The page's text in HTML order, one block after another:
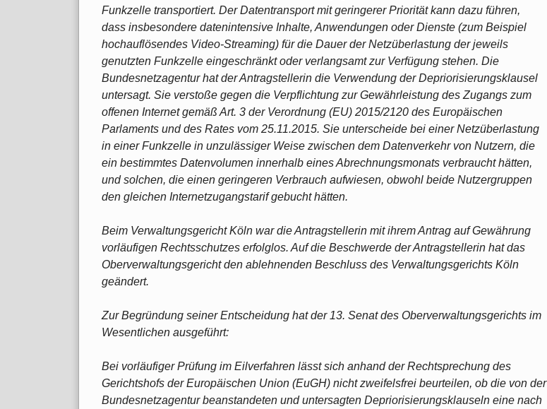
Funkzelle transportiert. Der Datentransport mit geringerer Priorität kann dazu führen,
dass insbesondere datenintensive Inhalte, Anwendungen oder Dienste (zum Beispiel
hochauflösendes Video-Streaming) für die Dauer der Netzüberlastung der jeweils
genutzten Funkzelle eingeschränkt oder verlangsamt zur Verfügung stehen. Die
Bundesnetzagentur hat der Antragstellerin die Verwendung der Depriorisierungsklausel
untersagt. Sie verstoße gegen die Verpflichtung zur Gewährleistung des Zugangs zum
offenen Internet gemäß Art. 3 der Verordnung (EU) 2015/2120 des Europäischen
Parlaments und des Rates vom 25.11.2015. Sie unterscheide bei einer Netzüberlastung
in einer Funkzelle in unzulässiger Weise zwischen dem Datenverkehr von Nutzern, die
ein bestimmtes Datenvolumen innerhalb eines Abrechnungsmonats verbraucht hätten,
und solchen, die einen geringeren Verbrauch aufwiesen, obwohl beide Nutzergruppen
den gleichen Internetzugangstarif gebucht hätten.
Beim Verwaltungsgericht Köln war die Antragstellerin mit ihrem Antrag auf Gewährung
vorläufigen Rechtsschutzes erfolglos. Auf die Beschwerde der Antragstellerin hat das
Oberverwaltungsgericht den ablehnenden Beschluss des Verwaltungsgerichts Köln
geändert.
Zur Begründung seiner Entscheidung hat der 13. Senat des Oberverwaltungsgerichts im
Wesentlichen ausgeführt:
Bei vorläufiger Prüfung im Eilverfahren lässt sich anhand der Rechtsprechung des
Gerichtshofs der Europäischen Union (EuGH) nicht zweifelsfrei beurteilen, ob die von der
Bundesnetzagentur beanstandeten und untersagten Depriorisierungsklauseln eine nach